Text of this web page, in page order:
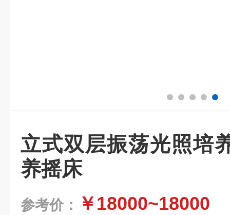
立式双层振荡光照培
养摇床
参考价： ￥18000~18000